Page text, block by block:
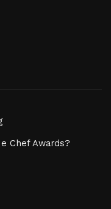
Chef Awards?